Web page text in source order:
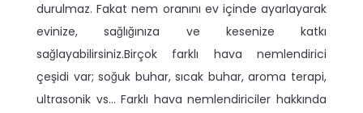
durulmaz. Fakat nem oranını ev içinde ayarlayarak
evinize, sağlığınıza ve kesenize katkı
sağlayabilirsiniz.Birçok farklı hava nemlendirici
çeşidi var; soğuk buhar, sıcak buhar, aroma terapi,
ultrasonik vs… Farklı hava nemlendiriciler hakkında